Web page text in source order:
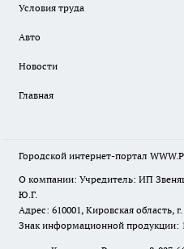
Условия труда
Авто
Новости
Главная
Городской интернет-портал
О компании: Учредитель: ИП
Ю.Г.
Адрес: 610001, Кировская область,
Знак информационной продукции: